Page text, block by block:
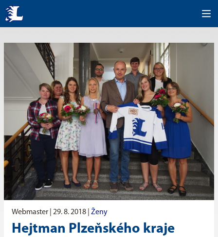
Webmaster | 29. 8. 2018 Ženy
Hejtman Plzeňského kraje